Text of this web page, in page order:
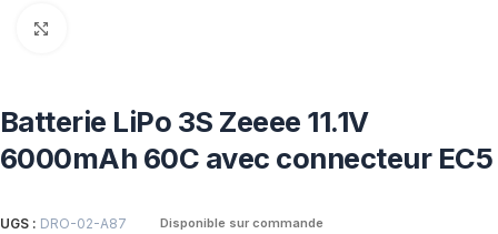
Batterie LiPo 3S Zeeee 11.1V
6000mAh 60C avec connecteur EC5
UGS : DRO-02-A87 Disponible sur commande